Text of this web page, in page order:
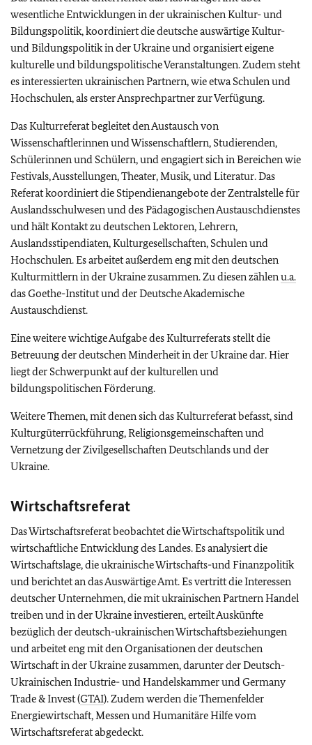
wesentliche Entwicklungen in der ukrainischen Kultur- und
Bildungspolitik, koordiniert die deutsche auswärtige Kultur-
und Bildungspolitik in der Ukraine und organisiert eigene
kulturelle und bildungspolitische Veranstaltungen. Zudem steht
es interessierten ukrainischen Partnern, wie etwa Schulen und
Hochschulen, als erster Ansprechpartner zur Verfügung.
Das Kulturreferat begleitet den Austausch von
Wissenschaftlerinnen und Wissenschaftlern, Studierenden,
Schülerinnen und Schülern, und engagiert sich in Bereichen wie
Festivals, Ausstellungen, Theater, Musik, und Literatur. Das
Referat koordiniert die Stipendienangebote der Zentralstelle für
Auslandsschulwesen und des Pädagogischen Austauschdienstes
und hält Kontakt zu deutschen Lektoren, Lehrern,
Auslandsstipendiaten, Kulturgesellschaften, Schulen und
Hochschulen. Es arbeitet außerdem eng mit den deutschen
Kulturmittlern in der Ukraine zusammen. Zu diesen zählenu.a.
das Goethe-Institut und der Deutsche Akademische
Austauschdienst.
Eine weitere wichtige Aufgabe des Kulturreferats stellt die
Betreuung der deutschen Minderheit in der Ukraine dar. Hier
liegt der Schwerpunkt auf der kulturellen und
bildungspolitischen Förderung.
Weitere Themen, mit denen sich das Kulturreferat befasst, sind
Kulturgüterrückführung, Religionsgemeinschaften und
Vernetzung der Zivilgesellschaften Deutschlands und der
Ukraine.
Wirtschaftsreferat
Das Wirtschaftsreferat beobachtet die Wirtschaftspolitik und
wirtschaftliche Entwicklung des Landes. Es analysiert die
Wirtschaftslage, die ukrainische Wirtschafts-und Finanzpolitik
und berichtet an das Auswärtige Amt. Es vertritt die Interessen
deutscher Unternehmen, die mit ukrainischen Partnern Handel
treiben und in der Ukraine investieren, erteilt Auskünfte
bezüglich der deutsch-ukrainischen Wirtschaftsbeziehungen
und arbeitet eng mit den Organisationen der deutschen
Wirtschaft in der Ukraine zusammen, darunter der Deutsch-
Ukrainischen Industrie- und Handelskammer und Germany
Trade & Invest (GTAI). Zudem werden die Themenfelder
Energiewirtschaft, Messen und Humanitäre Hilfe vom
Wirtschaftsreferat abgedeckt.